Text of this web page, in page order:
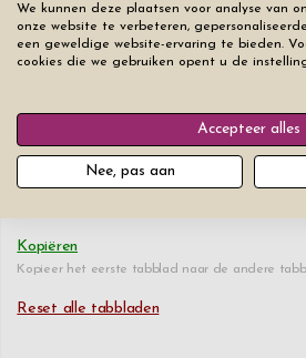
Kopiëren
Kopieer het eerste tabblad naar de andere
Reset alle tabbladen
We kunnen deze plaatsen voor analyse van
onze website te verbeteren,
een geweldige website-ervaring te bieden.
cookies die we gebruiken opent u de
Accepteer alles
Nee, pas aan